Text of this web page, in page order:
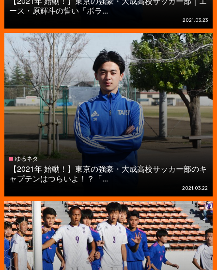
ース・原輝斗の誓い「ボラ...
2021.03.23
ゆるネタ
【2021年 始動！】東京の強豪・大成高校サッカー部のキ
ャプテンはつらいよ！？「...
2021.03.22